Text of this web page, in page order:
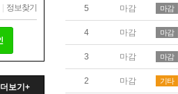
5 마감 마감
4 마감 마감
3 마감 마감
2 마감 기타
정보찾기
더보기+